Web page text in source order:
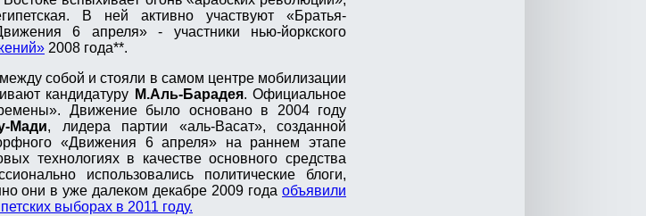
В ней активно участвуют «Братья-
6 апреля» - участники нью-йоркского
2008 года**.
собой и стояли в самом центре мобилизации
кандидатуру М.Аль-Барадея. Официальное
Движение было основано в 2004 году
Мади, лидера партии «аль-Васат», созданной
«Движения 6 апреля» на раннем этапе
технологиях в качестве основного средства
использовались политические блоги,
они в уже далеком декабре 2009 года объявили
выборах в 2011 году.